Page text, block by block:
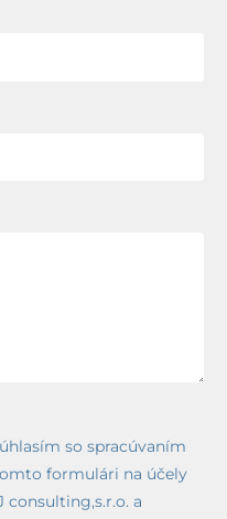
so spracúvaním
formulári na účely
consulting,s.r.o. a